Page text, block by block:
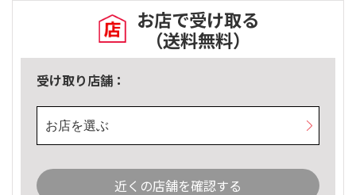
お店で受け取る
（送料無料）
受け取り店舗：
お店を選ぶ
近くの店舗を確認する